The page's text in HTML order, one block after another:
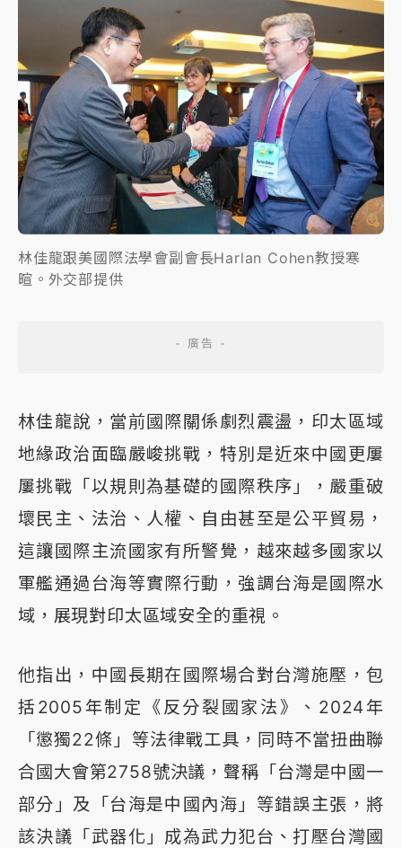
林佳龍跟美國際法學會副會長Harlan Cohen教授寒
暄。外交部提供
林佳龍說，當前國際關係劇烈震盪，印太區域
地緣政治面臨嚴峻挑戰，特別是近來中國更屢
屢挑戰「以規則為基礎的國際秩序」，嚴重破
壞民主、法治、人權、自由甚至是公平貿易，
這讓國際主流國家有所警覺，越來越多國家以
軍艦通過台海等實際行動，強調台海是國際水
域，展現對印太區域安全的重視。
他指出，中國長期在國際場合對台灣施壓，包
括2005年制定《反分裂國家法》、2024年
「懲獨22條」等法律戰工具，同時不當扭曲聯
合國大會第2758號決議，聲稱「台灣是中國一
部分」及「台海是中國內海」等錯誤主張，將
該決議「武器化」成為武力犯台、打壓台灣國